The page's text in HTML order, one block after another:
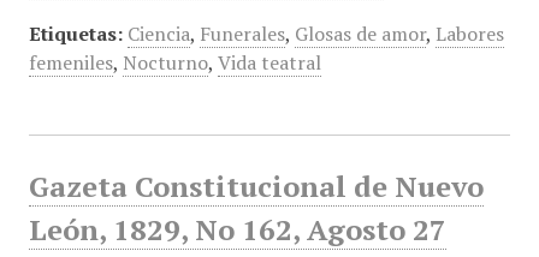
Etiquetas: Ciencia, Funerales, Glosas de amor, Labores
femeniles, Nocturno, Vida teatral
Gazeta Constitucional de Nuevo
León, 1829, No 162, Agosto 27